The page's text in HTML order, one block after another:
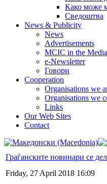
Како може
Сведоштва
News & Publicity
News
Advertisements
MCIC in the Media
e-Newsletter
Говори
Cooperation
Organisations we
Organisations we
Links
Our Web Sites
Contact
Граѓанските новинари се
Friday, 27 April 2018 16:09